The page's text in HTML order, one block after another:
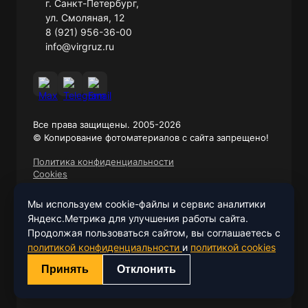
г. Санкт-Петербург,
ул. Смоляная, 12
8 (921) 956-36-00
info@virgruz.ru
Все права защищены. 2005-2026
© Копирование фотоматериалов с сайта запрещено!
Политика конфиденциальности
Cookies
Перевозка мебели
Мы используем cookie-файлы и сервис аналитики
Яндекс.Метрика для улучшения работы сайта.
Продолжая пользоваться сайтом, вы соглашаетесь с
политикой конфиденциальности и политикой cookies
Принять
Отклонить